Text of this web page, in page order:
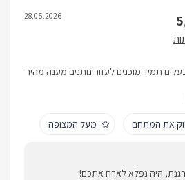
5
28.05.2026
תמיד מוכנים לעזור נותנים מענה מהיר
את המתחם מעל המצופה
היה נפלא לארח אתכם!